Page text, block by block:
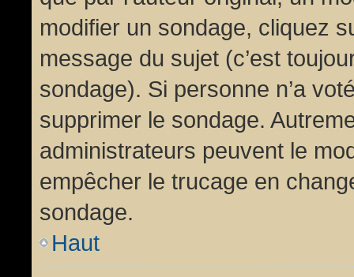
modifier un sondage, cliquez
message du sujet (c’est
sondage). Si personne n’a
supprimer le sondage.
administrateurs peuvent le
empêcher le trucage en
sondage.
Haut